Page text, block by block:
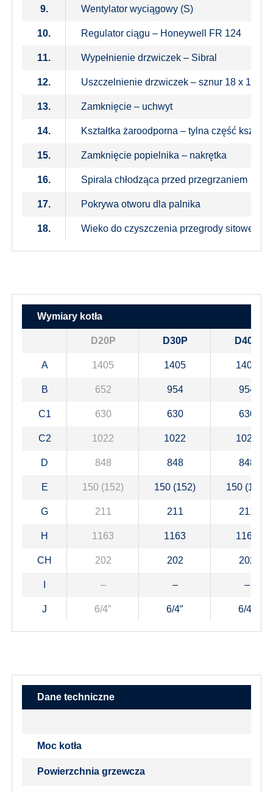
9. Wentylator wyciągowy (S)
10. Regulator ciągu – Honeywell FR 124
11. Wypełnienie drzwiczek – Sibral
12. Uszczelnienie drzwiczek – sznur 18 x 18
13. Zamknięcie – uchwyt
14. Kształtka żaroodporna – tylna część
15. Zamknięcie popielnika – nakrętka
16. Spirala chłodząca przed przegrzaniem
17. Pokrywa otworu dla palnika
18. Wieko do czyszczenia przegrody sitowej
Wymiary kotła
D20P D30P D40P
A 1405 1405 1405
B 652 954 954
C1 630 630 630
C2 1022 1022 1022
D 848 848 848
E 150 (152) 150 (152) 150 (152)
G 211 211 211
H 1163 1163 1163
CH 202 202 202
– – –
J 6/4″ 6/4″ 6/4″
Dane techniczne
Moc kotła
Powierzchnia grzewcza